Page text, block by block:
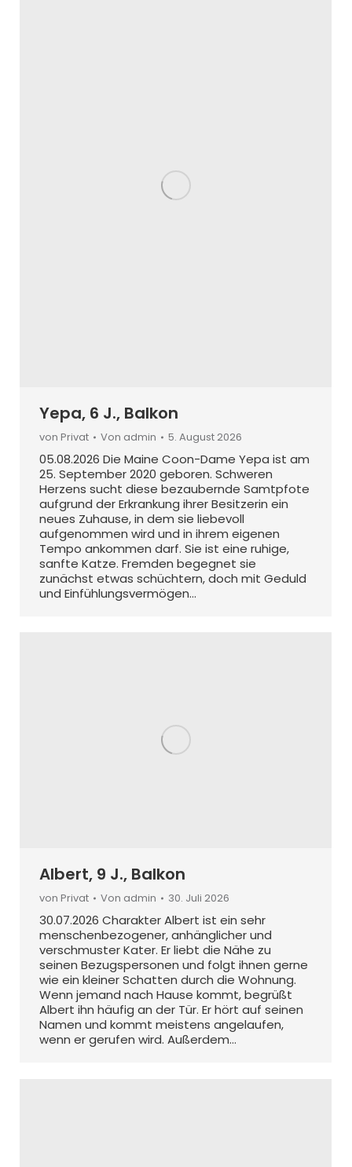
Yepa, 6 J., Balkon
von Privat Von admin 5. August 2026
05.08.2026 Die Maine Coon-Dame Yepa ist am
25. September 2020 geboren. Schweren
Herzens sucht diese bezaubernde Samtpfote
aufgrund der Erkrankung ihrer Besitzerin ein
neues Zuhause, in dem sie liebevoll
aufgenommen wird und in ihrem eigenen
Tempo ankommen darf. Sie ist eine ruhige,
sanfte Katze. Fremden begegnet sie
zunächst etwas schüchtern, doch mit Geduld
und Einfühlungsvermögen…
Albert, 9 J., Balkon
von Privat Von admin 30. Juli 2026
30.07.2026 Charakter Albert ist ein sehr
menschenbezogener, anhänglicher und
verschmuster Kater. Er liebt die Nähe zu
seinen Bezugspersonen und folgt ihnen gerne
wie ein kleiner Schatten durch die Wohnung.
Wenn jemand nach Hause kommt, begrüßt
Albert ihn häufig an der Tür. Er hört auf seinen
Namen und kommt meistens angelaufen,
wenn er gerufen wird. Außerdem…